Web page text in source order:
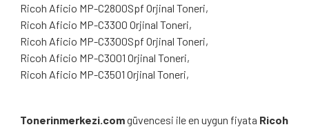
Ricoh Aficio MP-C2800Spf Orjinal Toneri,
Ricoh Aficio MP-C3300 Orjinal Toneri,
Ricoh Aficio MP-C3300Spf Orjinal Toneri,
Ricoh Aficio MP-C3001 Orjinal Toneri,
Ricoh Aficio MP-C3501 Orjinal Toneri,
Tonerinmerkezi.comgüvencesi ile en uygun fiyata Ricoh